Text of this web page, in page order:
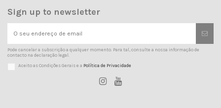
Sign up to newsletter
Pode cancelar a subscrição a qualquer momento. Para tal, consulte a nossa informação de
contacto na declaração legal.
Aceito as Condições Gerais e a Política de Privacidade